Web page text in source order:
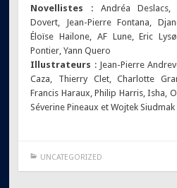
Novellistes : Andréa Deslacs,
Dovert, Jean-Pierre Fontana,
Éloïse Hailone, AF Lune, Eric
Pontier, Yann Quero
Illustrateurs : Jean-Pierre
Caza, Thierry Clet, Charlotte
Francis Haraux, Philip Harris, Isha,
Séverine Pineaux et Wojtek Siudmak
UNCATEGORIZED